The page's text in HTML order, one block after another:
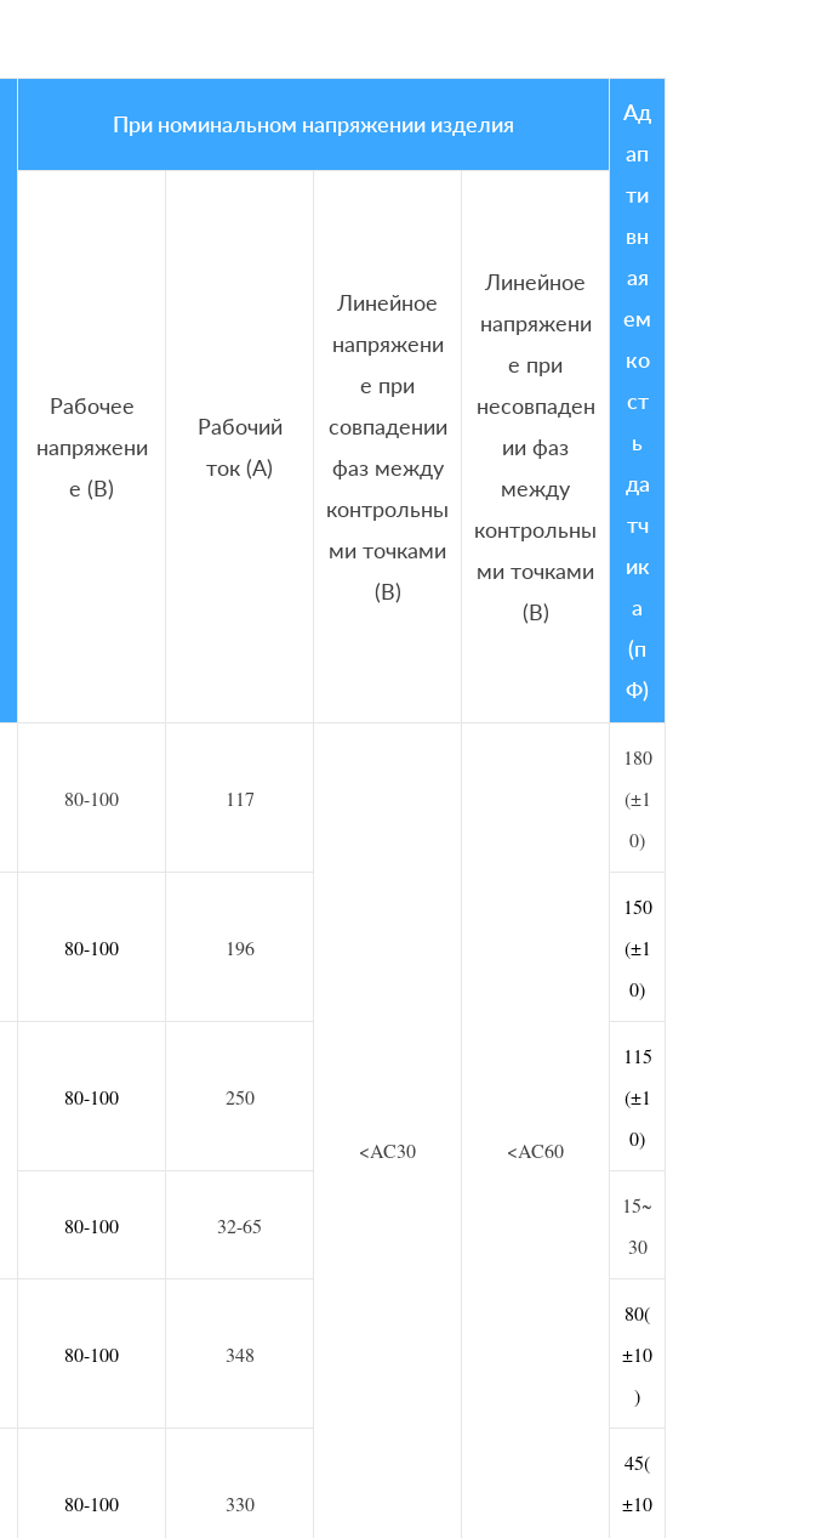
При номинальном напряжении изделия
Ад
ап
ти
вн
ая
ем
ко
ст
ь
да
тч
ик
а
(п
Ф)
Рабочее
напряжени
е (В)
Рабочий
ток (А)
Линейное
напряжени
е при
совпадении
фаз между
контрольны
ми точками
(В)
Линейное
напряжени
е при
несовпаден
ии фаз
между
контрольны
ми точками
(В)
80-100 117
<AC30 <AC60
180
(±1
0)
80-100 196
150
(±1
0)
80-100 250
115
(±1
0)
80-100 32-65
15~
30
80-100 348
80(
±10
)
80-100 330
45(
±10